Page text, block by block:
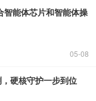
智能体芯片和智能体操
05-08
硬核守护一步到位